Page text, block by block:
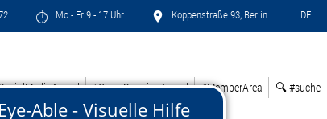
Mo - Fr 9 - 17 Uhr Koppenstraße 93, Berlin DE
#GreenSleepingAward #MemberArea 🔍 #suche